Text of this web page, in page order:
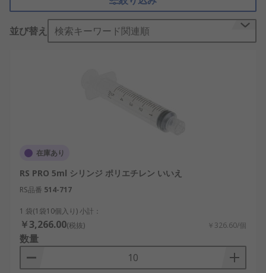
カーにはElectrolube、 Kahnetics、 Metcal及びRS
Proがあります。
シリンジバレルは何に使用します
シリンジバレルはグルー、 セメント、 粘液、ペー
ストなどの接着剤を材料に塗布して接着させます。
接着剤を狭い場所に注入できるので、装置内の接合
す。シリンジの容量はミリメートル( ml)で計量しま
す。一般的なサイズには、5 mlと10 mlがありま
す。当社の製品を使用すると、用途に適した適切な
シリンジバレルを簡単に選択できます。
主な特長
当社のシリンジバレル及びシリンジノズルは、ポリ
ウレタン、プラスチックなどの素材でできていま
並び替え 検索キーワード関連順
在庫あり
RS PRO 5ml シリンジ ポリエチレン いいえ
RS品番 514-717
1 袋(1袋10個入り) 小計：
￥3,266.00(税抜) ￥326.60/個
数量